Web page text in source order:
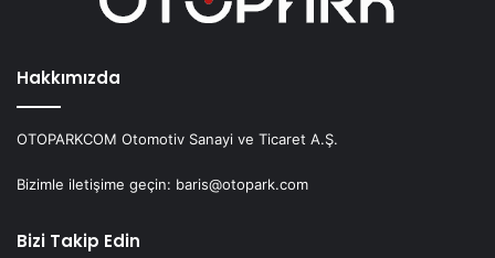
Hakkımızda
OTOPARKCOM Otomotiv Sanayi ve Ticaret A.Ş.
Bizimle iletişime geçin: baris@otopark.com
Bizi Takip Edin